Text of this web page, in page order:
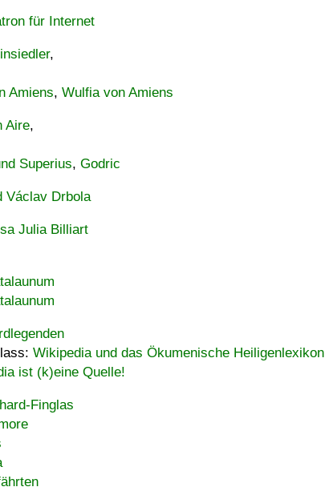
für Internet
,
Amiens, Wulfia von Amiens
Aire,
Superius, Godric
Václav Drbola
Julia Billiart
Wikipedia und das Ökumenische Heiligenlexikon
ist (k)eine Quelle!
Finglas